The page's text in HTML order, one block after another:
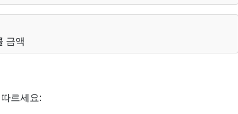
금액
르세요: